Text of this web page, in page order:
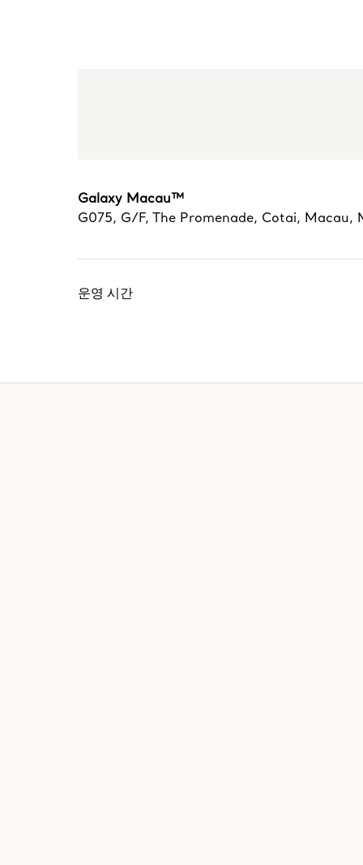
Galaxy Macau™
G075, G/F, The Promenade, Cotai, Macau,
운영 시간